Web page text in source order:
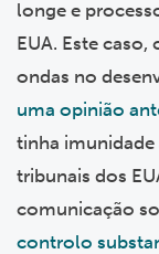
longe e
EUA. Este
ondas no
uma opinião
tinha imunidade
tribunais dos
comunicação
controlo